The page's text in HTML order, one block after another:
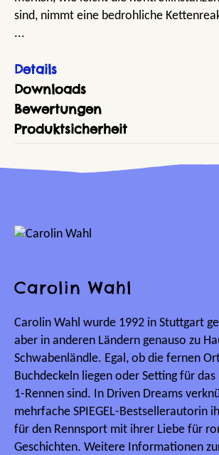
sind, nimmt eine bedrohliche
...
Details
Downloads
Bewertungen
Produktsicherheit
Carolin Wahl
Carolin Wahl wurde 1992 in Stuttgart
aber in anderen Ländern genauso zu
Schwabenländle. Egal, ob die fernen
Buchdeckeln liegen oder Setting für
1-Rennen sind. In Driven Dreams
mehrfache SPIEGEL-Bestsellerautorin
für den Rennsport mit ihrer Liebe für
Geschichten. Weitere Informationen